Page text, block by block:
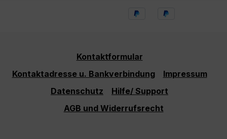
Kontaktformular
Kontaktadresse u. Bankverbindung
Impressum
Datenschutz
Hilfe/ Support
AGB und Widerrufsrecht